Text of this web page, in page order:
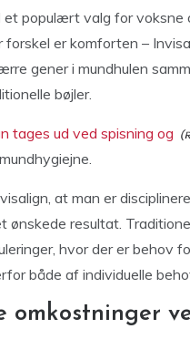
et populært valg for
forskel er komforten –
gener i mundhulen
bøjler.
tages ud ved spisning og
at man er
ønskede resultat.
hvor der er behov
både af individuelle
omkostninger